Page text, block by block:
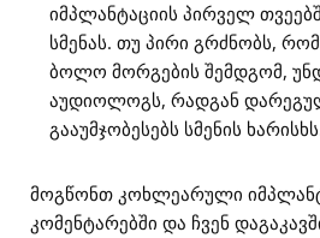
იმპლანტაციის პირველ
სმენას. თუ პირი გრძნობს,
ბოლო მორგების შემდგომ,
აუდიოლოგს, რადგან
გააუმჯობესებს სმენის
მოგწონთ კოხლეარული
კომენტარებში და ჩვენ